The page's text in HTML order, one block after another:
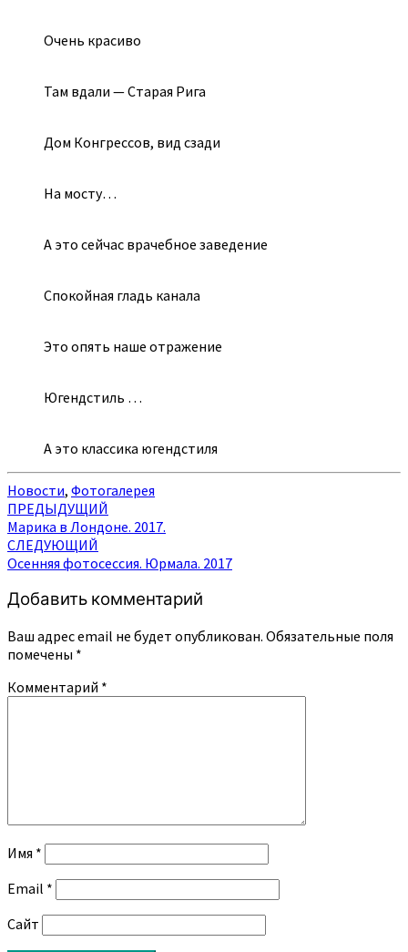
Очень красиво
Там вдали — Старая Рига
Дом Конгрессов, вид сзади
На мосту…
А это сейчас врачебное заведение
Спокойная гладь канала
Это опять наше отражение
Югендстиль …
А это классика югендстиля
Новости, Фотогалерея
Навигация
по
записям
ПРЕДЫДУЩИЙ
Марика в Лондоне. 2017.
СЛЕДУЮЩИЙ
Осенняя фотосессия. Юрмала. 2017
Добавить комментарий
Ваш адрес email не будет опубликован. Обязательные поля
помечены *
Комментарий *
Имя *
Email *
Сайт